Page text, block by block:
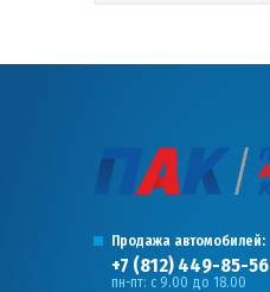
Продажа автомобилей:
+7 (812) 449-85-56
пн-пт: с 9.00 до 18.00